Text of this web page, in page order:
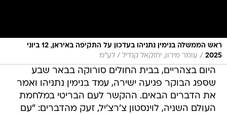
ראש הממשלה בנימין נתניהו בעדכון על התקיפה באיראן, 12 ביוני
2025
/ עומר מירון, יחזקאל קנדיל / לע"מ
היום בצהריים, בבית החולים סורוקה בבאר שבע
שספג הבוקר פגיעה ישירה, עמד בנימין נתניהו ואמר
את הדברים הבאים. ההקשר לעם הבריטי במלחמת
העולם השניה, לוינסטון צ'רצ'יל, זעק מהדברים: "עם